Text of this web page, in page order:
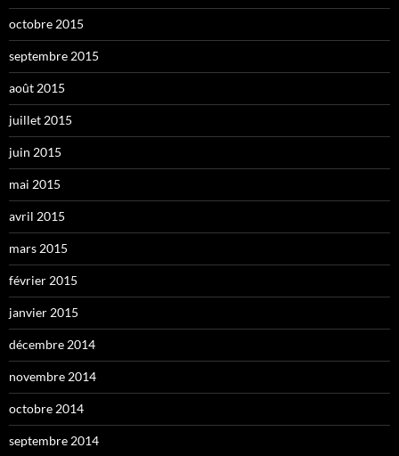
octobre 2015
septembre 2015
août 2015
juillet 2015
juin 2015
mai 2015
avril 2015
mars 2015
février 2015
janvier 2015
décembre 2014
novembre 2014
octobre 2014
septembre 2014